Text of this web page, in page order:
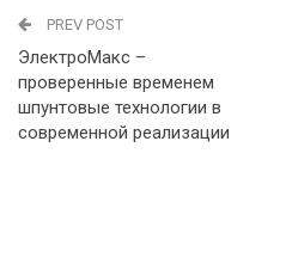
PREV POST
ЭлектроМакс –
проверенные временем
шпунтовые технологии в
современной реализации